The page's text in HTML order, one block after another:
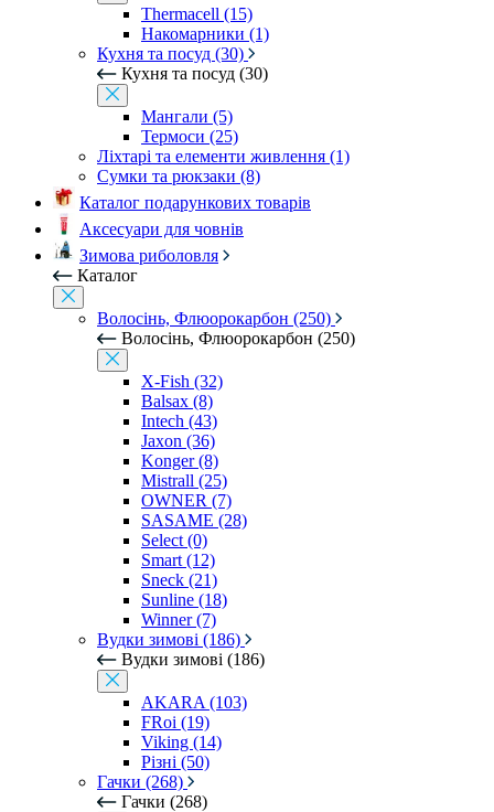
Thermacell (15)
Накомарники (1)
Кухня та посуд (30)
Кухня та посуд (30)
Мангали (5)
Термоси (25)
Ліхтарі та елементи живлення (1)
Сумки та рюкзаки (8)
Каталог подарункових товарів
Аксесуари для човнів
Зимова риболовля
Каталог
Волосінь, Флюорокарбон (250)
Волосінь, Флюорокарбон (250)
X-Fish (32)
Balsax (8)
Intech (43)
Jaxon (36)
Konger (8)
Mistrall (25)
OWNER (7)
SASAME (28)
Select (0)
Smart (12)
Sneck (21)
Sunline (18)
Winner (7)
Вудки зимові (186)
Вудки зимові (186)
AKARA (103)
FRoi (19)
Viking (14)
Різні (50)
Гачки (268)
Гачки (268)